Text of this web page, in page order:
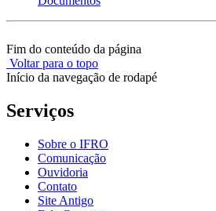
Fim do conteúdo da página
Voltar para o topo
Início da navegação de rodapé
Serviços
Sobre o IFRO
Comunicação
Ouvidoria
Contato
Site Antigo